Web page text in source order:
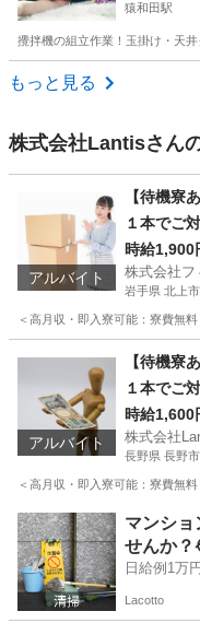
猿和田駅
攪拌機の組立作業！玉掛け・天
新潟 五泉市
もっと見る
株式会社Lantisさん
アルバイト
【待機寮
１本でご
時給1,900
株式会社フ
岩手県 北上市
＜高月収・即入寮可能：寮費
軽作業
アルバイト
【待機寮
１本でご
時給1,600
株式会社
長野県 長野市
＜高月収・即入寮可能：寮費
長野 長野市 工場
マンショ
せんか
Lacotto